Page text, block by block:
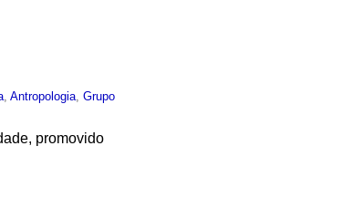
,Antropologia,Grupo
promovido